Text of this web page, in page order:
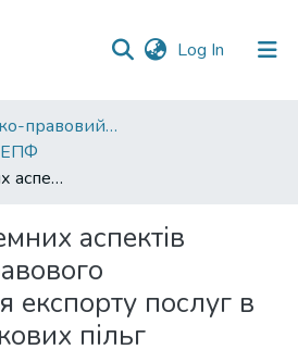
Log In (current)
04. Економіко-правовий факультет
ЕПФ
Щодо проблемних аспектів економіко-правового стимулювання експорту послуг в розрізі податкових пільг
аспектів
експорту послуг в
пільг